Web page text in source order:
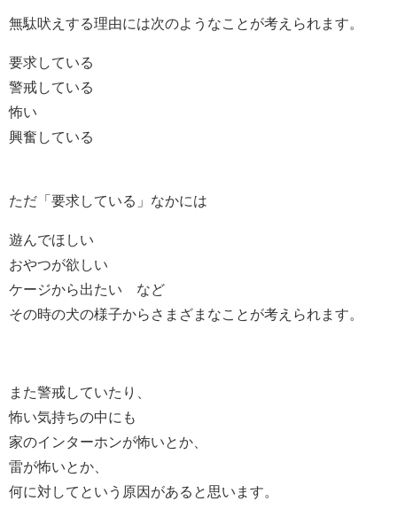
無駄吠えする理由には次のようなことが考えられます。
要求している
警戒している
怖い
興奮している
ただ「要求している」なかには
遊んでほしい
おやつが欲しい
ケージから出たい など
その時の犬の様子からさまざまなことが考えられます。
また警戒していたり、
怖い気持ちの中にも
家のインターホンが怖いとか、
雷が怖いとか、
何に対してという原因があると思います。